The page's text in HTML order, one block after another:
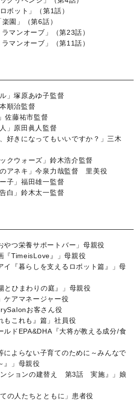
ット」（第1話）
園」（第6話）
マンオーブ」（第23話）
マンオーブ」（第11話）
」塚原あゆ子監督
順治監督
佐藤祐市監督
」原田眞人監督
好きになってもいいですか？」三木
クウォーズ」鈴木浩介監督
アネキ」今泉力哉監督 里美役
子」福田雄一監督
白」鈴木太一監督
やつ栄養サポートバー」母親役
『TimeisLove』」母親役
イ『暮らしを支えるロボット篇』」母
とひまわりの庭』」母親役
ケアマネージャー役
お客さん役
もこれも』篇」社員役
ルドEPA&DHA『大将が教える成分/食
によらない子育てのために～みんなで
』」母親役
ンションの建替え 第3話 実施』」娘
の人たちとともに」患者役